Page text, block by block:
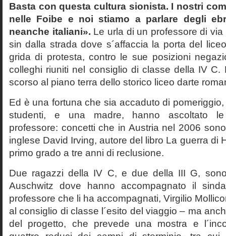
Basta con questa cultura sionista. I nostri
nelle Foibe e noi stiamo a parlare degli
neanche italiani». Le urla di un professore di
sin dalla strada dove s´affaccia la porta del
grida di protesta, contro le sue posizioni
colleghi riuniti nel consiglio di classe della IV C.
scorso al piano terra dello storico liceo darte
Ed è una fortuna che sia accaduto di
studenti, e una madre, hanno ascoltato le
professore: concetti che in Austria nel 2006
inglese David Irving, autore del libro La guerra di
primo grado a tre anni di reclusione.
Due ragazzi della IV C, e due della III G,
Auschwitz dove hanno accompagnato il
professore che li ha accompagnati, Virgilio
al consiglio di classe l´esito del viaggio – ma
del progetto, che prevede una mostra e